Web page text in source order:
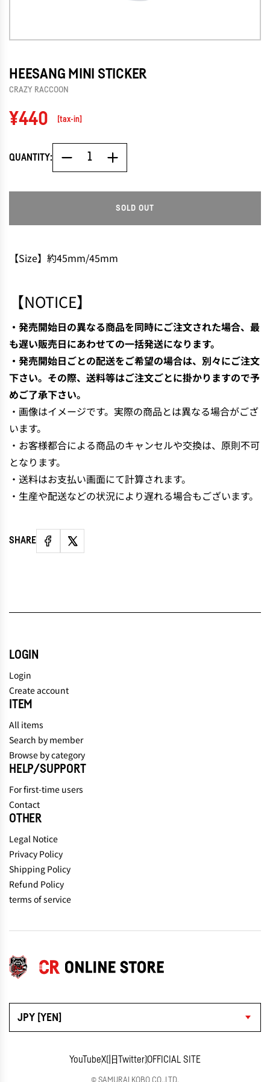
HEESANG MINI STICKER
CRAZY RACCOON
Regular
¥440 [tax-in]
QUANTITY:
SOLD OUT
O
.
【Size】約45mm/45mm
【NOTICE】
・発売開始日の異なる商品を同時にご注文された場合、最
も遅い販売日にあわせての一括発送になります。
・発売開始日ごとの配送をご希望の場合は、別々にご注文
下さい。その際、送料等はご注文ごとに掛かりますので予
めご了承下さい。
・画像はイメージです。実際の商品とは異なる場合がござ
います。
・お客様都合による商品のキャンセルや交換は、原則不可
となります。
・送料はお支払い画面にて計算されます。
・生産や配送などの状況により遅れる場合もございます。
SHARE
JPY [YEN]
YouTubeX(旧Twitter)OFFICIAL SITE
LOGIN
Login
Create account
ITEM
All items
Search by member
Browse by category
HELP/SUPPORT
For first-time users
Contact
OTHER
Legal Notice
Privacy Policy
Shipping Policy
Refund Policy
terms of service